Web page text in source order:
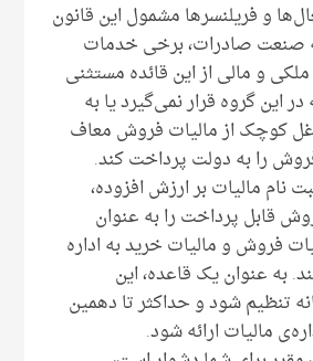
و فریلنسرها مشمول این قانون
صنعت صادرات، برخی خدمات
و مالی از این قائده مستثنی
این گروه قرار نمی‌گیرد یا به
کوچک از مالیات فروش معاف
را به دولت پرداخت کند.
مالیات بر ارزش افزوده،
قابل پرداخت را به عنوان
فروش و مالیات خرید به اداره
به عنوان یک قاعده، این
تنظیم شود و حداکثر تا دهمین
مالیات ارائه شود.